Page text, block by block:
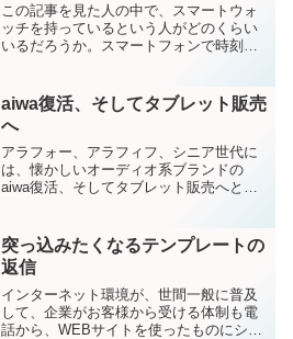
この記事を見た人の中で、スマートウォ
ッチを持っているという人がどのくらい
いるだろうか。スマートフォンで時刻が
ば、買う必然性も無いかもしれないが、
腕に装着するガジェットツー...
aiwa復活、そしてタブレット販売
へ
アラフォー、アラフィフ、シニア世代に
は、懐かしいオーディオ系ブランドの
aiwa復活、そしてタブレット販売へと言
ド名の買収による別会社のブランドとし
ての復活です。ヘッ...
突っ込みたくなるテンプレートの
返信
インターネット環境が、世間一般に普及
して、企業がお客様から受ける体制も電
話から、WEBサイトを使ったものにシフ